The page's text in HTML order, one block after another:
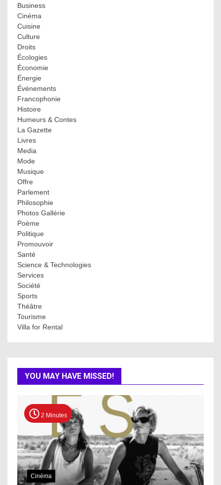
Business
Cinéma
Cuisine
Culture
Droits
Écologies
Économie
Énergie
Événements
Francophonie
Histoire
Humeurs & Contes
La Gazette
Livres
Media
Mode
Musique
Offre
Parlement
Philosophie
Photos Gallérie
Poème
Politique
Promouvoir
Santé
Science & Technologies
Services
Société
Sports
Théâtre
Tourisme
Villa for Rental
YOU MAY HAVE MISSED!
2 Minutes
Cinéma